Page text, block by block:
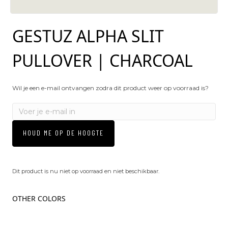
GESTUZ ALPHA SLIT
PULLOVER | CHARCOAL
Wil je een e-mail ontvangen zodra dit product weer op voorraad is?
HOUD ME OP DE HOOGTE
Dit product is nu niet op voorraad en niet beschikbaar.
OTHER COLORS